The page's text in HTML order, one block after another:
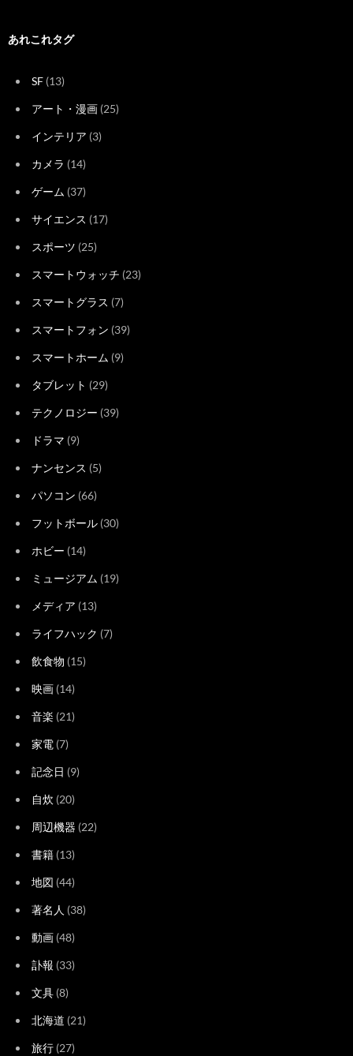
あれこれタグ
SF (13)
アート・漫画 (25)
インテリア (3)
カメラ (14)
ゲーム (37)
サイエンス (17)
スポーツ (25)
スマートウォッチ (23)
スマートグラス (7)
スマートフォン (39)
スマートホーム (9)
タブレット (29)
テクノロジー (39)
ドラマ (9)
ナンセンス (5)
パソコン (66)
フットボール (30)
ホビー (14)
ミュージアム (19)
メディア (13)
ライフハック (7)
飲食物 (15)
映画 (14)
音楽 (21)
家電 (7)
記念日 (9)
自炊 (20)
周辺機器 (22)
書籍 (13)
地図 (44)
著名人 (38)
動画 (48)
訃報 (33)
文具 (8)
北海道 (21)
旅行 (27)